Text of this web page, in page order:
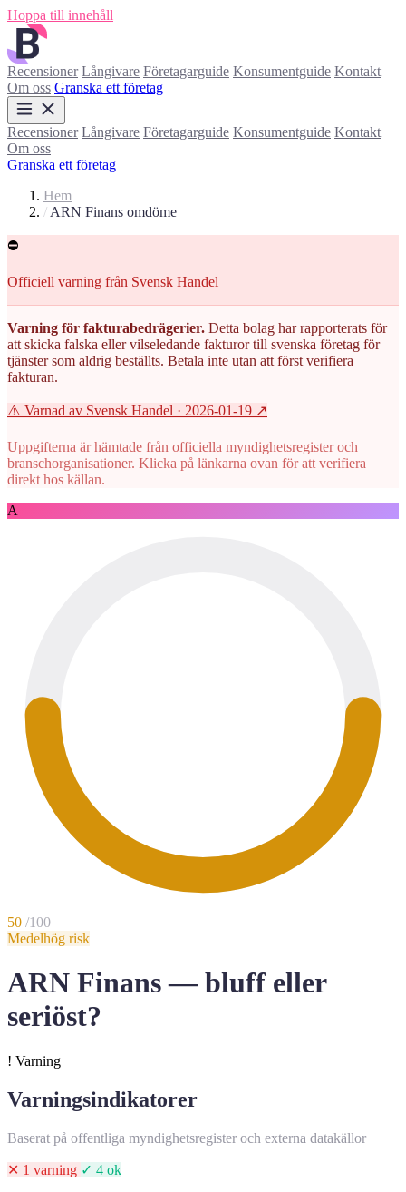
Hoppa till innehåll
Recensioner Långivare Företagarguide Konsumentguide Kontakt
Om oss Granska ett företag
Recensioner Långivare Företagarguide Konsumentguide Kontakt
Om oss
Granska ett företag
Hem
/ ARN Finans omdöme
⛔
Officiell varning från Svensk Handel
Varning för fakturabedrägerier. Detta bolag har rapporterats för
att skicka falska eller vilseledande fakturor till svenska företag för
tjänster som aldrig beställts. Betala inte utan att först verifiera
fakturan.
⚠️ Varnad av Svensk Handel · 2026-01-19 ↗
Uppgifterna är hämtade från officiella myndighetsregister och
branschorganisationer. Klicka på länkarna ovan för att verifiera
direkt hos källan.
A
50 /100
Medelhög risk
ARN Finans — bluff eller
seriöst?
! Varning
Varningsindikatorer
Baserat på offentliga myndighetsregister och externa datakällor
✕ 1 varning ✓ 4 ok